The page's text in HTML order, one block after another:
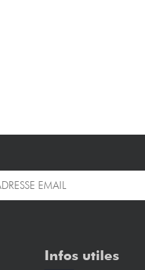
Infos utiles